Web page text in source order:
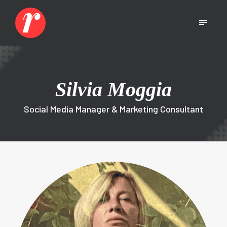
Silvia Moggia
Social Media Manager & Marketing Consultant